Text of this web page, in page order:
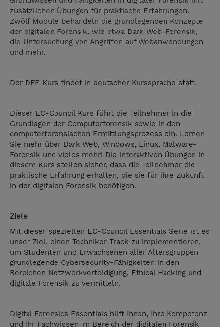
zusätzlichen Übungen für praktische Erfahrungen.
Zwölf Module behandeln die grundlegenden Konzepte
der digitalen Forensik, wie etwa Dark Web-Forensik,
die Untersuchung von Angriffen auf Webanwendungen
und mehr.
Der DFE Kurs findet in deutscher Kurssprache statt.
Dieser EC-Council Kurs führt die Teilnehmer in die
Grundlagen der Computerforensik sowie in den
computerforensischen Ermittlungsprozess ein. Lernen
Sie mehr über Dark Web, Windows, Linux, Malware-
Forensik und vieles mehr! Die interaktiven Übungen in
diesem Kurs stellen sicher, dass die Teilnehmer die
praktische Erfahrung erhalten, die sie für ihre Zukunft
in der digitalen Forensik benötigen.
Ziele
Mit dieser speziellen EC-Council Essentials Serie ist es
unser Ziel, einen Techniker-Track zu implementieren,
um Studenten und Erwachsenen aller Altersgruppen
grundlegende Cybersecurity-Fähigkeiten in den
Bereichen Netzwerkverteidigung, Ethical Hacking und
digitale Forensik zu vermitteln.
Digital Forensics Essentials hilft Ihnen, Ihre Kompetenz
und Ihr Fachwissen im Bereich der digitalen Forensik